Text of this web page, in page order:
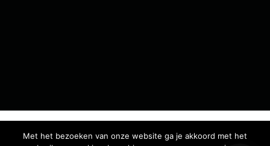
Copyright 2019 L.A. de Visser -Algemene voorwaarden-
Met het bezoeken van onze website ga je akkoord met het